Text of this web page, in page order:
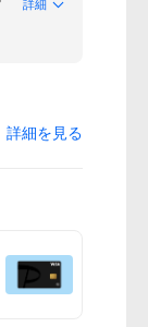
詳細
詳細を見る